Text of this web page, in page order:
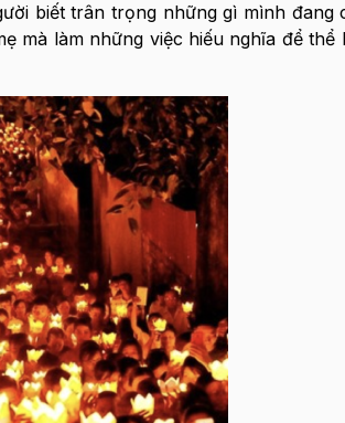
biết trân trọng những gì mình đang
mà làm những việc hiếu nghĩa để thể